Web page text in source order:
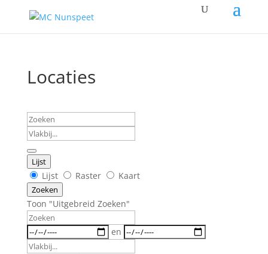
Locaties
Zoeken
Vlakbij...
Lijst
Weergave
type
zoek
resultaten
Lijst Raster Kaart
Zoeken
Toon "Uitgebreid Zoeken"
Zoeken
Data
en
Vlakbij...